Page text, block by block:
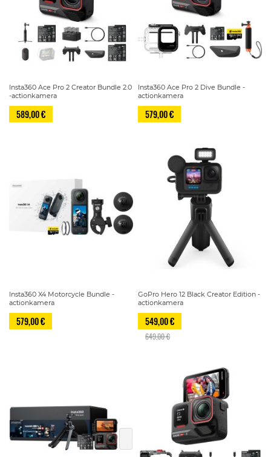
Insta360 Ace Pro 2 Creator Bundle 2.0
-actionkamera
589,00 €
Insta360 Ace Pro 2 Dive Bundle -
actionkamera
579,00 €
Insta360 X4 Motorcycle Bundle -
actionkamera
579,00 €
GoPro Hero 12 Black Creator Edition -
actionkamera
549,00 €
649,00 €